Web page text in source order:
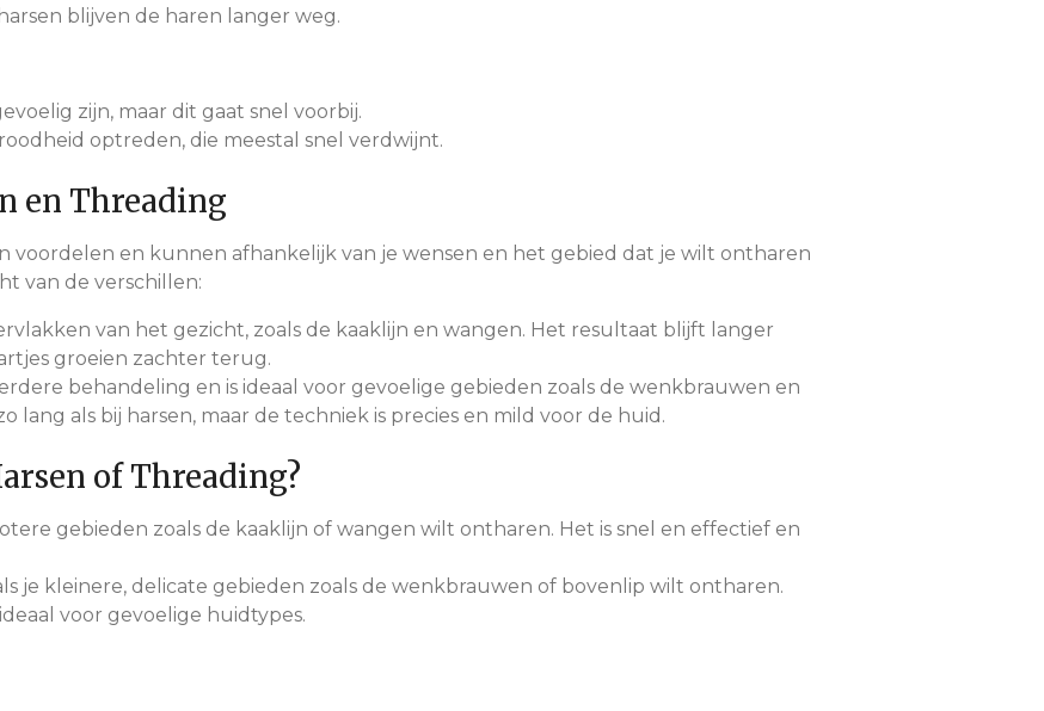
blijven de haren langer weg.
zijn, maar dit gaat snel voorbij.
optreden, die meestal snel verdwijnt.
en Threading
voordelen en kunnen afhankelijk van je wensen en het gebied dat je wilt ontharen
van de verschillen:
van het gezicht, zoals de kaaklijn en wangen. Het resultaat blijft langer
groeien zachter terug.
behandeling en is ideaal voor gevoelige gebieden zoals de wenkbrauwen en
lang als bij harsen, maar de techniek is precies en mild voor de huid.
of Threading?
gebieden zoals de kaaklijn of wangen wilt ontharen. Het is snel en effectief en
je kleinere, delicate gebieden zoals de wenkbrauwen of bovenlip wilt ontharen.
voor gevoelige huidtypes.